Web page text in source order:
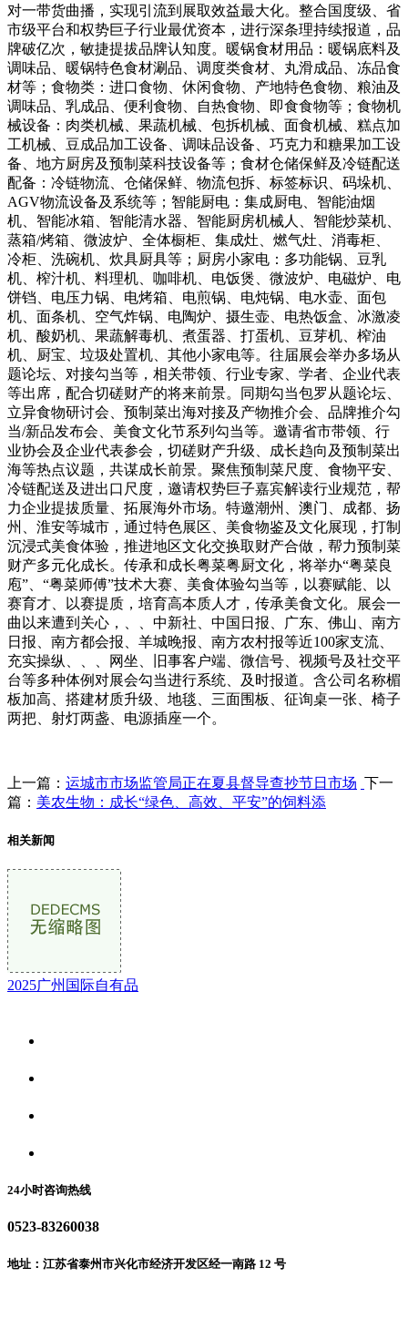
对一带货曲播，实现引流到展取效益最大化。整合国度级、省
市级平台和权势巨子行业最优资本，进行深条理持续报道，品
牌破亿次，敏捷提拔品牌认知度。暖锅食材用品：暖锅底料及
调味品、暖锅特色食材涮品、调度类食材、丸滑成品、冻品食
材等；食物类：进口食物、休闲食物、产地特色食物、粮油及
调味品、乳成品、便利食物、自热食物、即食食物等；食物机
械设备：肉类机械、果蔬机械、包拆机械、面食机械、糕点加
工机械、豆成品加工设备、调味品设备、巧克力和糖果加工设
备、地方厨房及预制菜科技设备等；食材仓储保鲜及冷链配送
配备：冷链物流、仓储保鲜、物流包拆、标签标识、码垛机、
AGV物流设备及系统等；智能厨电：集成厨电、智能油烟
机、智能冰箱、智能清水器、智能厨房机械人、智能炒菜机、
蒸箱/烤箱、微波炉、全体橱柜、集成灶、燃气灶、消毒柜、
冷柜、洗碗机、炊具厨具等；厨房小家电：多功能锅、豆乳
机、榨汁机、料理机、咖啡机、电饭煲、微波炉、电磁炉、电
饼铛、电压力锅、电烤箱、电煎锅、电炖锅、电水壶、面包
机、面条机、空气炸锅、电陶炉、摄生壶、电热饭盒、冰激凌
机、酸奶机、果蔬解毒机、煮蛋器、打蛋机、豆芽机、榨油
机、厨宝、垃圾处置机、其他小家电等。往届展会举办多场从
题论坛、对接勾当等，相关带领、行业专家、学者、企业代表
等出席，配合切磋财产的将来前景。同期勾当包罗从题论坛、
立异食物研讨会、预制菜出海对接及产物推介会、品牌推介勾
当/新品发布会、美食文化节系列勾当等。邀请省市带领、行
业协会及企业代表参会，切磋财产升级、成长趋向及预制菜出
海等热点议题，共谋成长前景。聚焦预制菜尺度、食物平安、
冷链配送及进出口尺度，邀请权势巨子嘉宾解读行业规范，帮
力企业提拔质量、拓展海外市场。特邀潮州、澳门、成都、扬
州、淮安等城市，通过特色展区、美食物鉴及文化展现，打制
沉浸式美食体验，推进地区文化交换取财产合做，帮力预制菜
财产多元化成长。传承和成长粤菜粤厨文化，将举办“粤菜良
庖”、“粤菜师傅”技术大赛、美食体验勾当等，以赛赋能、以
赛育才、以赛提质，培育高本质人才，传承美食文化。展会一
曲以来遭到关心，、、中新社、中国日报、广东、佛山、南方
日报、南方都会报、羊城晚报、南方农村报等近100家支流、
充实操纵、、、网坐、旧事客户端、微信号、视频号及社交平
台等多种体例对展会勾当进行系统、及时报道。含公司名称楣
板加高、搭建材质升级、地毯、三面围板、征询桌一张、椅子
两把、射灯两盏、电源插座一个。
上一篇： 运城市市场监管局正在夏县督导查抄节日市场 下一
篇： 美农生物：成长“绿色、高效、平安”的饲料添
相关新闻
2025广州国际自有品
24小时咨询热线
0523-83260038
地址：江苏省泰州市兴化市经济开发区经一南路 12 号